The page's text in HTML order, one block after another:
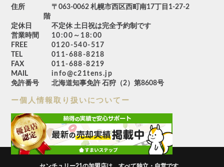
住所
〒063-0062 札幌市西区西町南17丁目1-27-2
階
定休日
不定休 土日祝は完全予約制です
営業時間
10:00～18:00
FREE
0120-540-517
TEL
011-688-8218
FAX
011-688-8219
MAIL
info@c21tens.jp
免許番号
北海道知事免許 石狩（2）第8608号
ー個人情報取り扱いについてー